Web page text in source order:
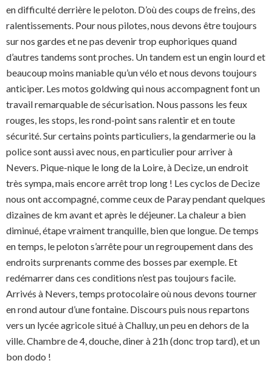
en difficulté derrière le peloton. D’où des coups de freins, des
ralentissements. Pour nous pilotes, nous devons être toujours
sur nos gardes et ne pas devenir trop euphoriques quand
d’autres tandems sont proches. Un tandem est un engin lourd et
beaucoup moins maniable qu’un vélo et nous devons toujours
anticiper. Les motos goldwing qui nous accompagnent font un
travail remarquable de sécurisation. Nous passons les feux
rouges, les stops, les rond-point sans ralentir et en toute
sécurité. Sur certains points particuliers, la gendarmerie ou la
police sont aussi avec nous, en particulier pour arriver à
Nevers. Pique-nique le long de la Loire, à Decize, un endroit
très sympa, mais encore arrêt trop long ! Les cyclos de Decize
nous ont accompagné, comme ceux de Paray pendant quelques
dizaines de km avant et après le déjeuner. La chaleur a bien
diminué, étape vraiment tranquille, bien que longue. De temps
en temps, le peloton s’arrête pour un regroupement dans des
endroits surprenants comme des bosses par exemple. Et
redémarrer dans ces conditions n’est pas toujours facile.
Arrivés à Nevers, temps protocolaire où nous devons tourner
en rond autour d’une fontaine. Discours puis nous repartons
vers un lycée agricole situé à Challuy, un peu en dehors de la
ville. Chambre de 4, douche, diner à 21h (donc trop tard), et un
bon dodo !